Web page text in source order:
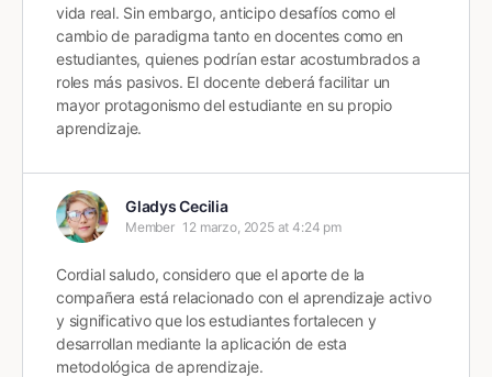
vida real. Sin embargo, anticipo desafíos como el
cambio de paradigma tanto en docentes como en
estudiantes, quienes podrían estar acostumbrados a
roles más pasivos. El docente deberá facilitar un
mayor protagonismo del estudiante en su propio
aprendizaje.
Gladys Cecilia
Member 12 marzo, 2025 at 4:24 pm
Cordial saludo, considero que el aporte de la
compañera está relacionado con el aprendizaje activo
y significativo que los estudiantes fortalecen y
desarrollan mediante la aplicación de esta
metodológica de aprendizaje.